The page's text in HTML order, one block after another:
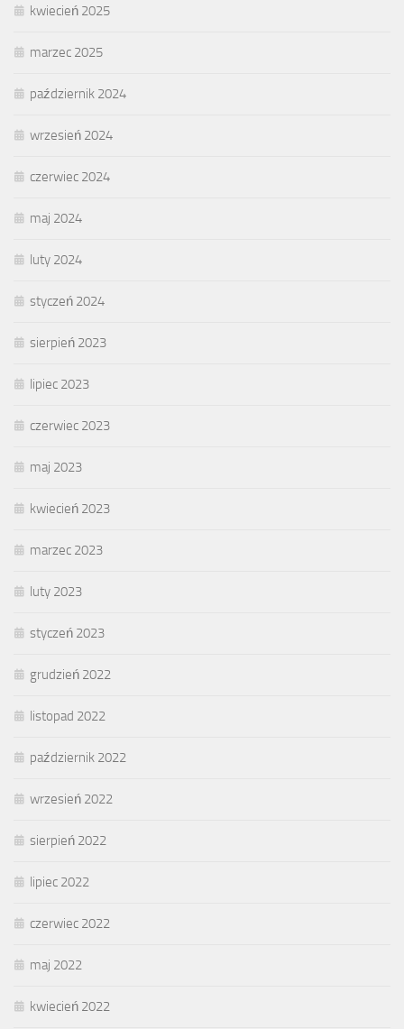
kwiecień 2025
marzec 2025
październik 2024
wrzesień 2024
czerwiec 2024
maj 2024
luty 2024
styczeń 2024
sierpień 2023
lipiec 2023
czerwiec 2023
maj 2023
kwiecień 2023
marzec 2023
luty 2023
styczeń 2023
grudzień 2022
listopad 2022
październik 2022
wrzesień 2022
sierpień 2022
lipiec 2022
czerwiec 2022
maj 2022
kwiecień 2022